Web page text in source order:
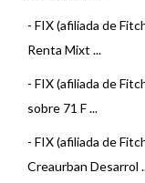
- FIX (afiliada de
Renta Mixt ...
- FIX (afiliada de
sobre 71 F ...
- FIX (afiliada de
Creaurban Desarrol